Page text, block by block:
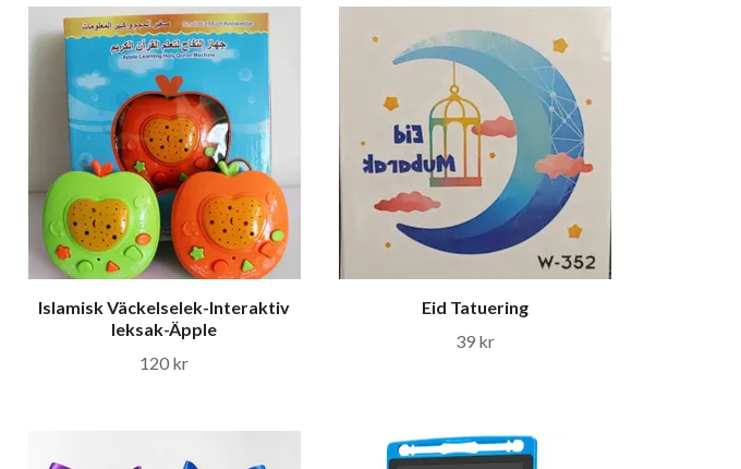
Islamisk Väckelselek-Interaktiv
leksak-Äpple
120 kr
Eid Tatuering
39 kr